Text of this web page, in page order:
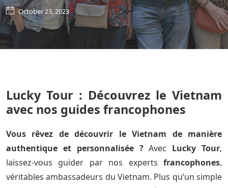
October 23, 2023
Lucky Tour : Découvrez le Vietnam
avec nos guides francophones
Vous rêvez de découvrir le Vietnam de manière
authentique et personnalisée ?Avec Lucky Tour,
laissez-vous guider par nos experts francophones,
véritables ambassadeurs du Vietnam. Plus qu’un simple